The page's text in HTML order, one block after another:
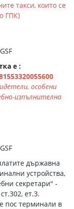
такси, които се
ГПК)
е :
особени
изпълнителна
държавна
устройства,
секретари" -
ет.3.
пос терминали в